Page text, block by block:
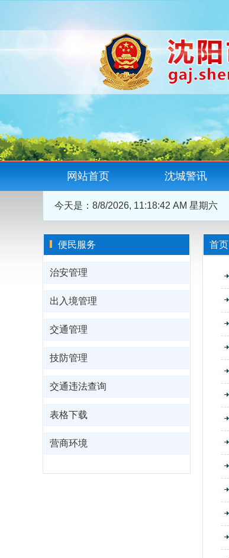
网站首页 沈城警讯
今天是： 8/8/2026, 11:18:42 AM 星期六
便民服务
治安管理
出入境管理
交通管理
技防管理
交通违法查询
表格下载
营商环境
首页